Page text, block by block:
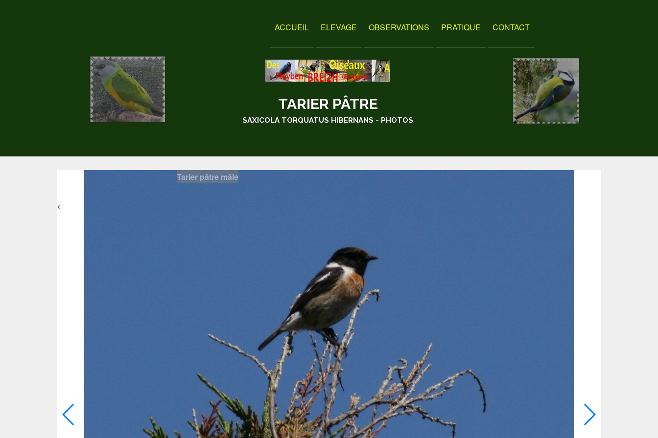
TARIER PÂTRE
SAXICOLA TORQUATUS HIBERNANS - PHOTOS
<
ACCUEIL ELEVAGE OBSERVATIONS PRATIQUE CONTACT
Tarier pâtre mâle